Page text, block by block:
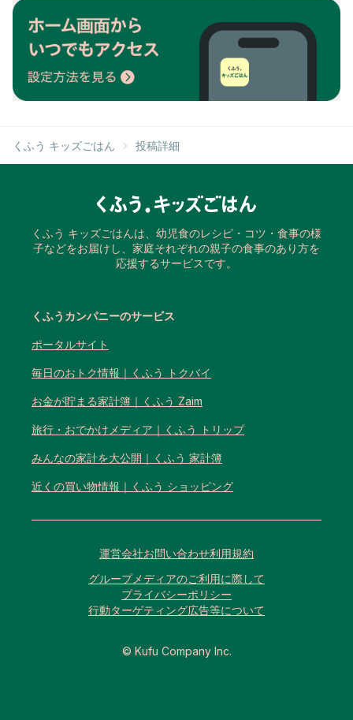
くふう キッズごはん 投稿詳細
くふう キッズごはんは、幼児食のレシピ・コツ・食事の様
子などをお届けし、家庭それぞれの親子の食事のあり方を
応援するサービスです。
くふうカンパニーのサービス
ポータルサイト
毎日のおトク情報｜くふう トクバイ
お金が貯まる家計簿｜くふう Zaim
旅行・おでかけメディア｜くふう トリップ
みんなの家計を大公開｜くふう 家計簿
近くの買い物情報｜くふう ショッピング
運営会社お問い合わせ利用規約
グループメディアのご利用に際して
プライバシーポリシー
行動ターゲティング広告等について
© Kufu Company Inc.